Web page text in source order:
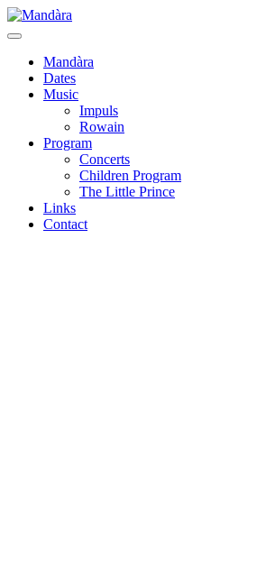
Mandàra
Dates
Music
Impuls
Rowain
Program
Concerts
Children Program
The Little Prince
Links
Contact